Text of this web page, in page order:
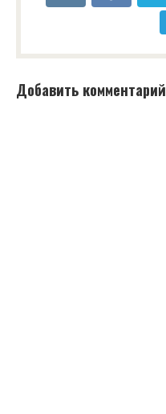
Добавить комментарий